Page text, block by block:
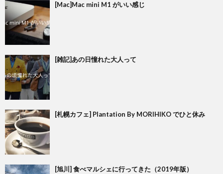
[Mac]Mac mini M1 がいい感じ
[雑記]あの日憧れた大人って
[札幌カフェ] Plantation By MORIHIKO でひと休み
[旭川] 食べマルシェに行ってきた（2019年版）